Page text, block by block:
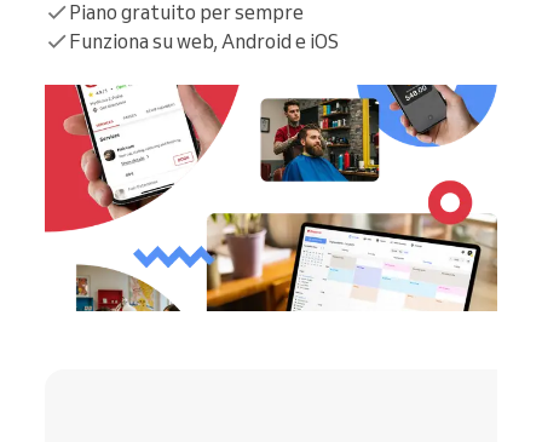
Piano gratuito per sempre
Funziona su web, Android e iOS